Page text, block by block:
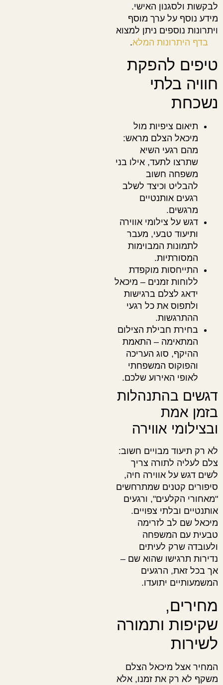
לבקשות ולסגנון האישי.
מידע נוסף על ערך מוסף
ויתרונות נוספים ניתן למצוא
בדף היתרונות המלא.
טיפים להפקת
חוויה בלתי
נשכחת
תיאום ציפיות מול
מיכאל הצלם מראש:
מהם רגעי השיא
שתרצו לתעד, אילו בני
משפחה חשוב
להבליט וכיצד לשלב
רגעים אותנטיים
מרגשים.
דגש על צילומי אווירה
ותיעוד טבעי, מעבר
לתמונות המבוימות
המסורתיות.
התייחסות מוקפדת
ללוחות זמנים – מיכאל
ידאג לצלם ברגישות
ולתפוס את כל רגעי
ההתרגשות.
בחירת חבילת הצילום
המתאימה – התאמת
ההיקף, סוג העריכה
והפוקוס המשפחתי
לאופי האירוע שלכם.
דגשים בהתנהלות
בזמן אמת
ובצילומי אווירה
לא רק תיעוד מבויים חשוב:
צלם לעליה לתורה צריך
לשים דגש על אווירה חיה,
סיפורים קטנים שמתרחשים
"מאחורי הקלעים", ורגעים
אותנטיים ובלתי צפויים.
מיכאל שם לב לזרימה
טבעית עם המשפחה
ולעובדה שרק לעיתים
נדירות תרגישו שהוא שם –
אך בכל זאת, הרגעים
המשמעותיים יתועדו.
מחירים,
שקיפות ותמורה
לשירות
המחיר אצל מיכאל הצלם
משקף לא רק את זמנו, אלא